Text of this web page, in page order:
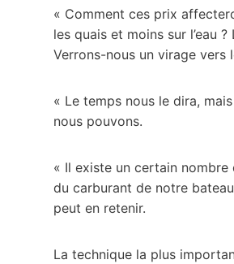
« Comment ces prix
les quais et moins sur l’eau
Verrons-nous un virage vers
« Le temps nous le dira,
nous pouvons.
« Il existe un certain
du carburant de notre
peut en retenir.
La technique la plus